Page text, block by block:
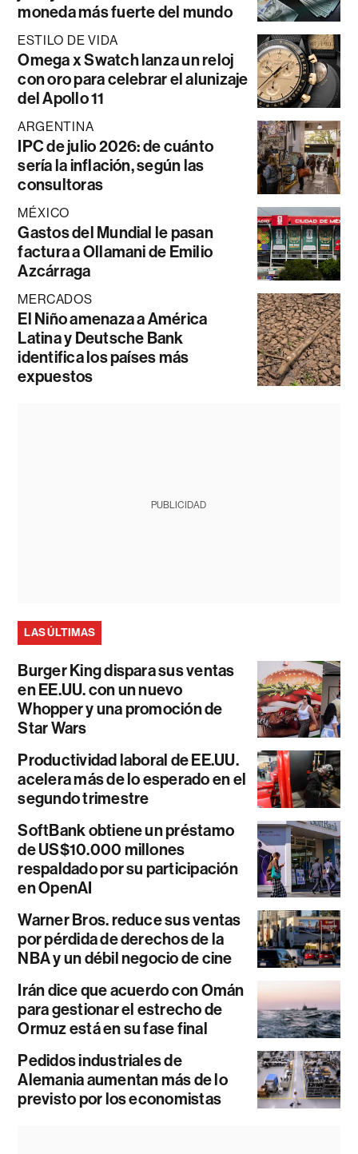
moneda más fuerte del mundo
ESTILO DE VIDA
Omega x Swatch lanza un reloj
con oro para celebrar el alunizaje
del Apollo 11
ARGENTINA
IPC de julio 2026: de cuánto
sería la inflación, según las
consultoras
MÉXICO
Gastos del Mundial le pasan
factura a Ollamani de Emilio
Azcárraga
MERCADOS
El Niño amenaza a América
Latina y Deutsche Bank
identifica los países más
expuestos
PUBLICIDAD
LAS ÚLTIMAS
Burger King dispara sus ventas
en EE.UU. con un nuevo
Whopper y una promoción de
Star Wars
Productividad laboral de EE.UU.
acelera más de lo esperado en el
segundo trimestre
SoftBank obtiene un préstamo
de US$10.000 millones
respaldado por su participación
en OpenAI
Warner Bros. reduce sus ventas
por pérdida de derechos de la
NBA y un débil negocio de cine
Irán dice que acuerdo con Omán
para gestionar el estrecho de
Ormuz está en su fase final
Pedidos industriales de
Alemania aumentan más de lo
previsto por los economistas